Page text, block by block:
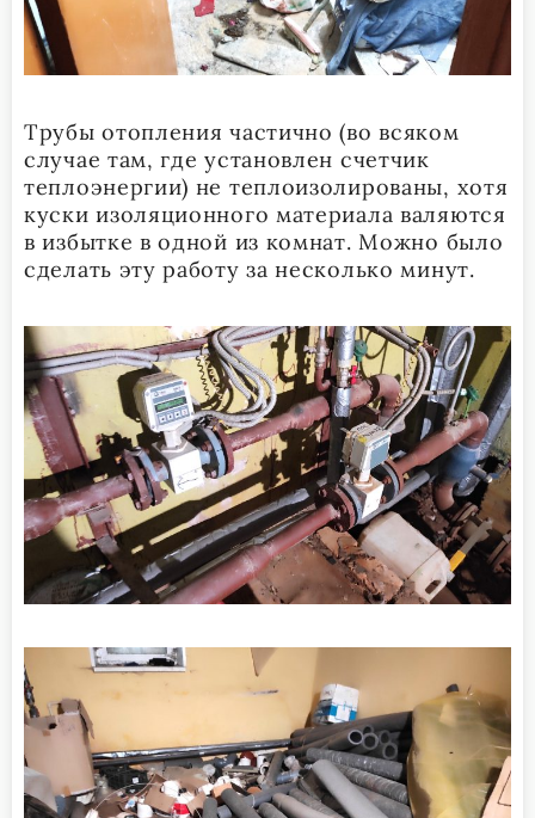
Трубы отопления частично (во всяком
случае там, где установлен счетчик
теплоэнергии) не теплоизолированы, хотя
куски изоляционного материала валяются
в избытке в одной из комнат. Можно было
сделать эту работу за несколько минут.